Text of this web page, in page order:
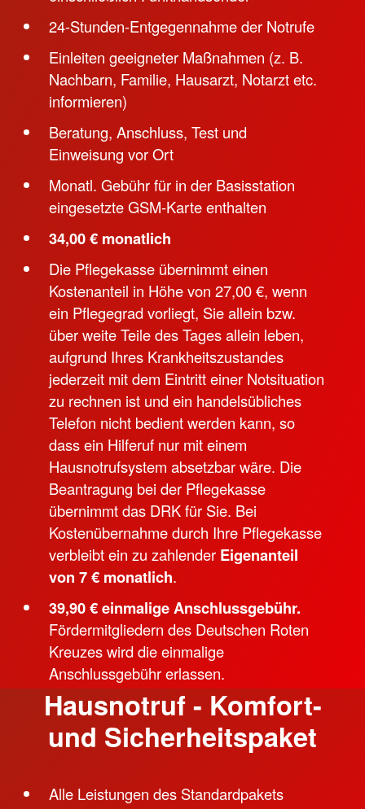
24-Stunden-Entgegennahme der Notrufe
Einleiten geeigneter Maßnahmen (z. B.
Nachbarn, Familie, Hausarzt, Notarzt etc.
informieren)
Beratung, Anschluss, Test und
Einweisung vor Ort
Monatl. Gebühr für in der Basisstation
eingesetzte GSM-Karte enthalten
34,00 € monatlich
Die Pflegekasse übernimmt einen
Kostenanteil in Höhe von 27,00 €, wenn
ein Pflegegrad vorliegt, Sie allein bzw.
über weite Teile des Tages allein leben,
aufgrund Ihres Krankheitszustandes
jederzeit mit dem Eintritt einer Notsituation
zu rechnen ist und ein handelsübliches
Telefon nicht bedient werden kann, so
dass ein Hilferuf nur mit einem
Hausnotrufsystem absetzbar wäre. Die
Beantragung bei der Pflegekasse
übernimmt das DRK für Sie. Bei
Kostenübernahme durch Ihre Pflegekasse
verbleibt ein zu zahlender Eigenanteil
von 7 € monatlich.
39,90 € einmalige Anschlussgebühr.
Fördermitgliedern des Deutschen Roten
Kreuzes wird die einmalige
Anschlussgebühr erlassen.
Hausnotruf - Komfort-
und Sicherheitspaket
Alle Leistungen des Standardpakets